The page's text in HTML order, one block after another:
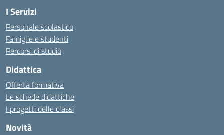
I Servizi
Personale scolastico
Famiglie e studenti
Percorsi di studio
Didattica
Offerta formativa
Le schede didattiche
I progetti delle classi
Novità